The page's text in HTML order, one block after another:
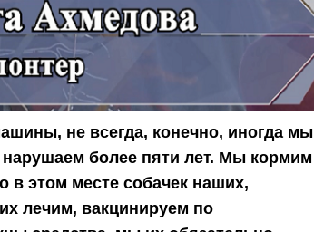
не всегда, конечно, иногда мы
более пяти лет. Мы кормим
этом месте собачек наших,
лечим, вакцинируем по